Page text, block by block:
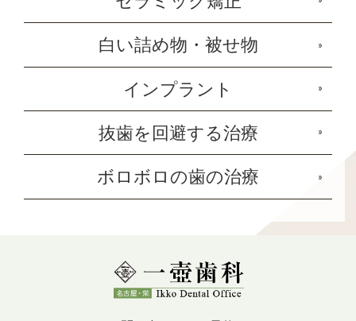
白い詰め物・被せ物
インプラント
抜歯を回避する治療
ボロボロの歯の治療